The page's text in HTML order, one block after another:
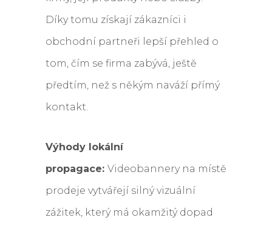
Díky tomu získají zákazníci i
obchodní partneři lepší přehled o
tom, čím se firma zabývá, ještě
předtím, než s někým naváží přímý
kontakt.
Výhody lokální
propagace: Videobannery na místě
prodeje vytvářejí silný vizuální
zážitek, který má okamžitý dopad